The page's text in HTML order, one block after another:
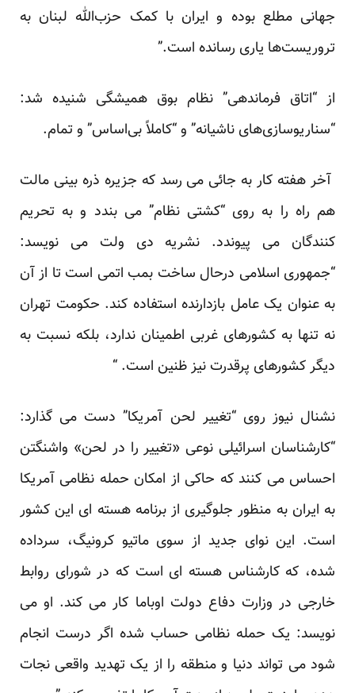
جهانی مطلع بوده و ایران با کمک حزب‌الله لبنان به
تروریست‌ها یاری رسانده است.”
از “اتاق فرماندهی” نظام بوق همیشگی شنیده شد:
“سناریوسازی‌های ناشیانه” و “کاملاً بی‌اساس” و تمام.
آخر هفته کار به جائی می رسد که جزیره ذره بینی مالت
هم راه را به روی “کشتی نظام” می بندد و به تحریم
کنندگان می پیوندد. نشریه دی ولت می نویسد:
“جمهوری اسلامی درحال ساخت بمب اتمی است تا از آن
به عنوان یک عامل بازدارنده استفاده کند. حکومت تهران
نه تنها به کشورهای غربی اطمینان ندارد، بلکه نسبت به
دیگر کشورهای پرقدرت نیز ظنین است. “
نشنال نیوز روی “تغییر لحن آمریکا” دست می گذارد:
“کارشناسان اسرائیلی نوعی «تغییر را در لحن» واشنگتن
احساس می کنند که حاکی از امکان حمله نظامی آمریکا
به ایران به منظور جلوگیری از برنامه هسته ای این کشور
است. این نوای جدید از سوی ماتیو کرونیگ، سرداده
شده، که کارشناس هسته ای است که در شورای روابط
خارجی در وزارت دفاع دولت اوباما کار می کند. او می
نویسد: یک حمله نظامی حساب شده اگر درست انجام
شود می تواند دنیا و منطقه را از یک تهدید واقعی نجات